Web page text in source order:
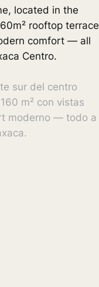
located in the
rooftop terrace
comfort — all
Centro.
sur del centro
m² con vistas
moderno — todo a